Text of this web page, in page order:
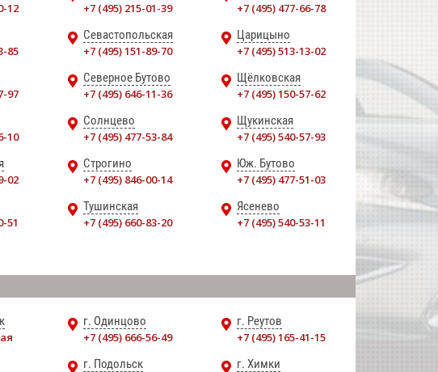
12
+7 (495) 215-01-39
+7 (495) 477-66-78
85
Севастопольская
+7 (495) 151-89-70
Царицыно
+7 (495) 513-13-02
97
Северное Бутово
+7 (495) 646-11-36
Щёлковская
+7 (495) 150-57-62
10
Солнцево
+7 (495) 477-53-84
Щукинская
+7 (495) 540-57-93
02
Строгино
+7 (495) 846-00-14
Юж. Бутово
+7 (495) 477-51-03
51
Тушинская
+7 (495) 660-83-20
Ясенево
+7 (495) 540-53-11
г. Одинцово
+7 (495) 666-56-49
г. Реутов
+7 (495) 165-41-15
г. Подольск
г. Химки